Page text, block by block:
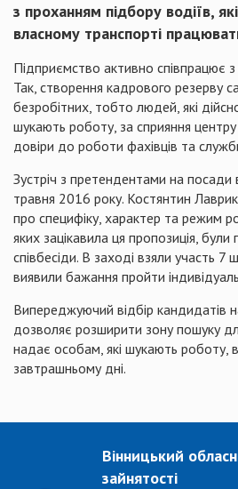
з проханням підбору водіїв,
власному транспорті
Підприємство активно співпрацює
Так, створення кадрового резерву
безробітних, тобто людей, які
шукають роботу, за сприяння
довіри до роботи фахівців та
Зустріч з претендентами на посади
травня 2016 року. Костянтин
про специфіку, характер та режим
яких зацікавила ця пропозиція, були
співбесіди. В заході взяли участь 7
виявили бажання пройти
Випереджуючий відбір кандидатів
дозволяє розширити зону пошуку
надає особам, які шукають роботу,
завтрашньому дні.
Вінницький
зайнятості